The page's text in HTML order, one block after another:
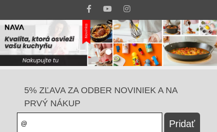
5% ZĽAVA ZA ODBER NOVINIEK A NA
PRVÝ NÁKUP